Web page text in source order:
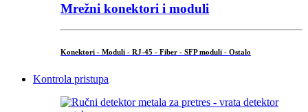
Mrežni konektori i moduli
Konektori - Moduli - RJ-45 - Fiber - SFP moduli - Ostalo
Kontrola pristupa